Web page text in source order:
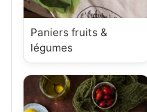
Paniers fruits &
légumes